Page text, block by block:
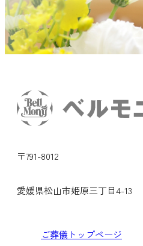
〒791-8012
愛媛県松山市姫原三丁目4-13
ご葬儀トップページ